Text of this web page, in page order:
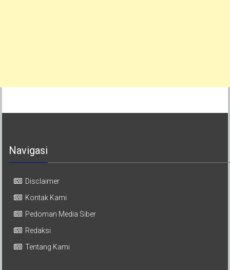
Navigasi
Disclaimer
Kontak Kami
Pedoman Media Siber
Redaksi
Tentang Kami